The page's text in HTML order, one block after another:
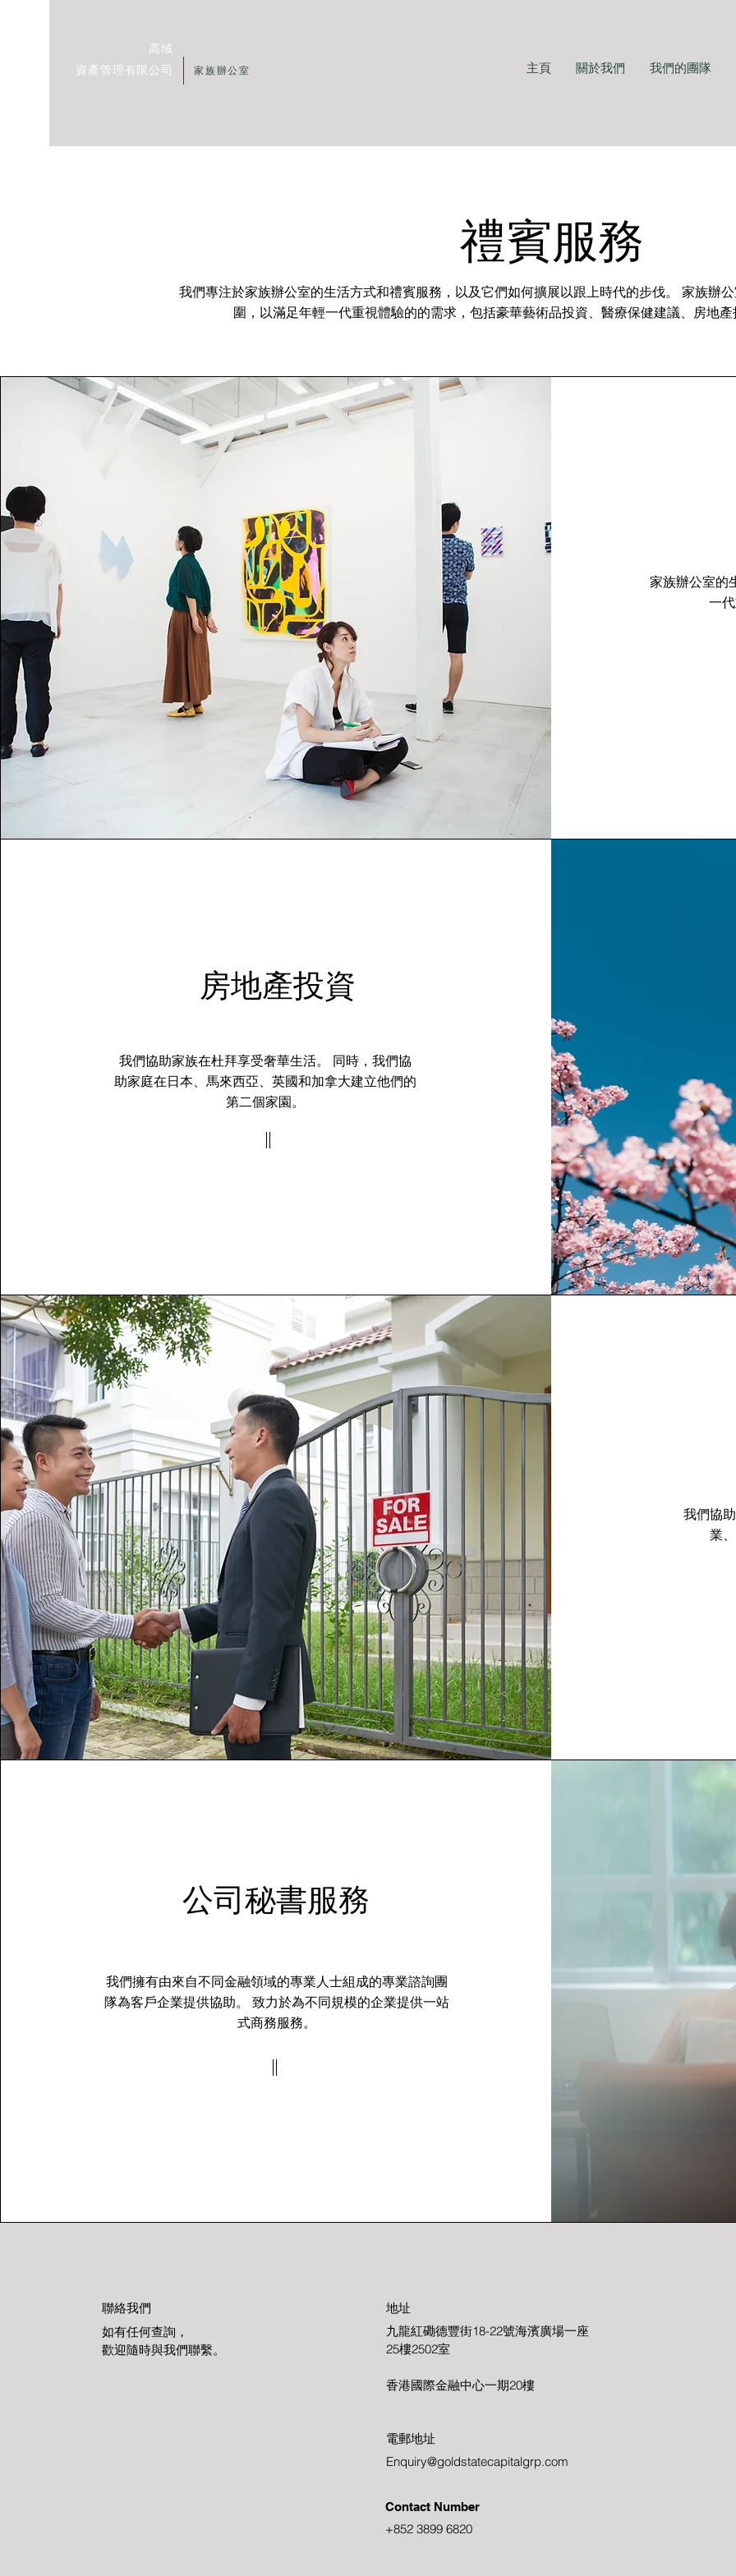
高域
資產管理有限公司
家族辦公室 主頁 關於我們 我們的團隊
禮賓服務
我們專注於家族辦公室的生活方式和禮賓服務，以及它們如何擴展以跟上時代的步伐。 家族辦
圍，以滿足年輕一代重視體驗的的需求，包括豪華藝術品投資、醫療保健建議、房地
家族辦公室的
一
房地產投資
我們協助家族在杜拜享受奢華生活。 同時，我們協
助家庭在日本、馬來西亞、英國和加拿大建立他們的
第二個家園。
我們協
業
公司秘書服務
我們擁有由來自不同金融領域的專業人士組成的專業諮詢團
隊為客戶企業提供協助。 致力於為不同規模的企業提供一站
式商務服務。
聯絡我們
如有任何查詢，
歡迎隨時與我們聯繫。
地址
​九龍紅磡德豐街18-22號海濱廣場一座
25樓2502室
香港國際金融中心一期20樓
電郵地址
Enquiry@goldstatecapitalgrp.com
Contact Number
+852 3899 6820